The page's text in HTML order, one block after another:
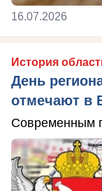
16.07.2026
История
День
отмечают в
Современным